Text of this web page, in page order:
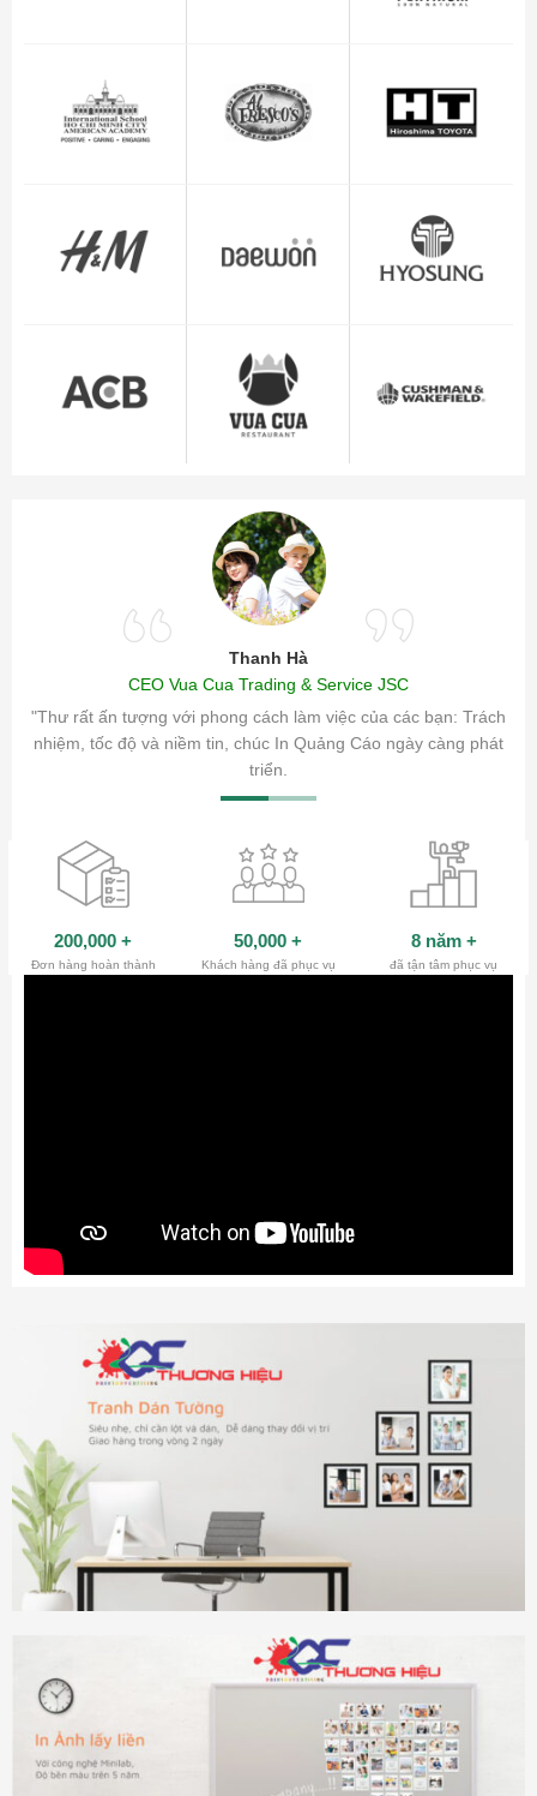
Thanh Hà
CEO Vua Cua Trading & Service JSC
"Thư rất ấn tượng với phong cách làm việc của các bạn: Trách
nhiệm, tốc độ và niềm tin, chúc In Quảng Cáo ngày càng phát
triển.
sóc
200,000 +
Đơn hàng hoàn thành
50,000 +
Khách hàng đã phục vụ
8 năm +
đã tận tâm phục vụ